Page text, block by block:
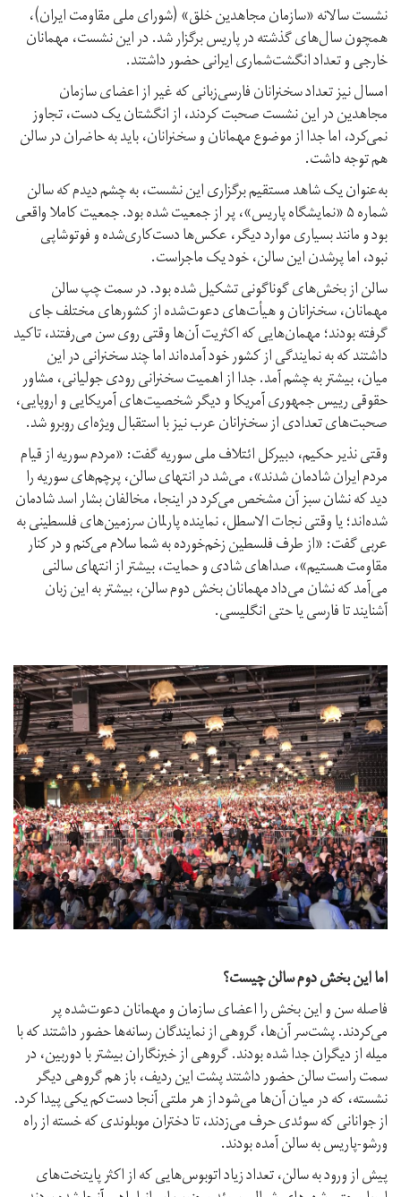
نشست سالانه «سازمان مجاهدین خلق» (شورای ملی مقاومت ایران)،
همچون سال‌های گذشته در پاریس برگزار شد. در این نشست، مهمانان
خارجی و تعداد انگشت‌شماری ایرانی حضور داشتند.
امسال نیز تعداد سخنرانان فارسی‌زبانی که غیر از اعضای سازمان
مجاهدین در این نشست صحبت کردند، از انگشتان یک دست، تجاوز
نمی‌کرد، اما جدا از موضوع مهمانان و سخنرانان، باید به حاضران در سالن
هم توجه داشت.
به‌عنوان یک شاهد مستقیم برگزاری این نشست، به چشم دیدم که سالن
شماره ۵ «نمایشگاه پاریس»، پر از جمعیت شده بود. جمعیت کاملا واقعی
بود و مانند بسیاری موارد دیگر، عکس‌ها دست‌کاری‌شده و فوتوشاپی
نبود، اما پرشدن این سالن، خود یک ماجراست.
سالن از بخش‌های گوناگونی تشکیل شده بود. در سمت چپ سالن
مهمانان، سخنرانان و هیأت‌های دعوت‌شده از کشورهای مختلف جای
گرفته بودند؛ مهمان‌هایی که اکثریت آن‌ها وقتی روی سن می‌رفتند، تاکید
داشتند که به نمایندگی از کشور خود آمده‌اند اما چند سخنرانی در این
میان، بیشتر به چشم آمد. جدا از اهمیت سخنرانی رودی جولیانی، مشاور
حقوقی رییس جمهوری آمریکا و دیگر شخصیت‌های آمریکایی و اروپایی،
صحبت‌های تعدادی از سخنرانان عرب نیز با استقبال ویژه‌ای روبرو شد.
وقتی نذیر حکیم، دبیرکل ائتلاف ملی سوریه گفت: «مردم سوریه از قیام
مردم ایران شادمان شدند»، می‌شد در انتهای سالن، پرچم‌های سوریه را
دید که نشان سبز آن مشخص می‌کرد در اینجا، مخالفان بشار اسد شادمان
شده‌اند؛ یا وقتی نجات الاسطل، نماینده پارلمان سرزمین‌های فلسطینی به
عربی گفت: «از طرف فلسطین زخم‌خورده به شما سلام می‌کنم و در کنار
مقاومت هستیم»، صداهای شادی و حمایت، بیشتر از انتهای سالنی
می‌آمد که نشان می‌داد مهمانان بخش دوم سالن، بیشتر به این زبان
آشنایند تا فارسی یا حتی انگلیسی.
اما این بخش دوم سالن چیست؟
فاصله سن و این بخش را اعضای سازمان و مهمانان دعوت‌شده پر
می‌کردند. پشت‌سر آن‌ها، گروهی از نمایندگان رسانه‌ها حضور داشتند که با
میله از دیگران جدا شده‌ بودند. گروهی از خبرنگاران بیشتر با دوربین، در
سمت راست سالن حضور داشتند پشت این ردیف، باز هم گروهی دیگر
نشسته، که در میان آن‌‌ها می‌شود از هر ملتی آنجا دست‌کم یکی پیدا کرد.
از جوانانی که سوئدی حرف می‌زدند، تا دختران موبلوندی که خسته از راه
ورشو-پاریس به سالن آمده بودند.
پیش از ورود به سالن، تعداد زیاد اتوبوس‌هایی که از اکثر پایتخت‌های